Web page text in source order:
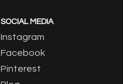
SOCIAL MEDIA
Instagram
Facebook
Pinterest